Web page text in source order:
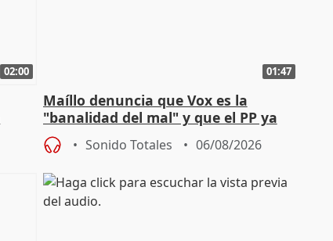
02:00 01:47
Maíllo denuncia que Vox es la
"banalidad del mal" y que el PP ya
asume todas sus tesis
Sonido Totales 06/08/2026